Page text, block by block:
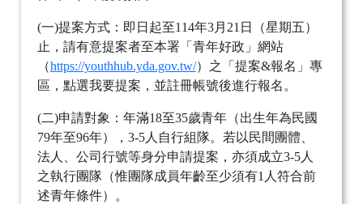
(一)提案方式：即日起至114年3月21日（星期五）
止，請有意提案者至本署「青年好政」網站
（https://youthhub.yda.gov.tw/）之「提案&報名」專
區，點選我要提案，並註冊帳號後進行報名。
(二)申請對象：年滿18至35歲青年（出生年為民國
79年至96年），3-5人自行組隊。若以民間團體、
法人、公司行號等身分申請提案，亦須成立3-5人
之執行團隊（惟團隊成員年齡至少須有1人符合前
述青年條件）。